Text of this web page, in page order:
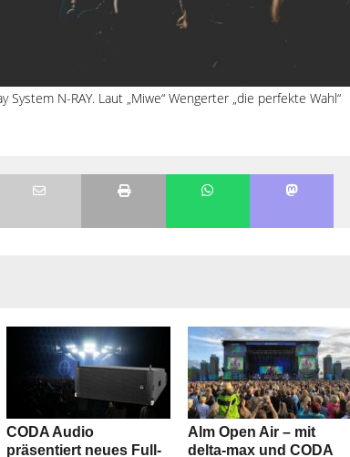
N-RAY. Laut „Miwe“ Wengerter „die perfekte Wahl“
CODA Audio
präsentiert neues Full-
Alm Open Air – mit
delta-max und CODA